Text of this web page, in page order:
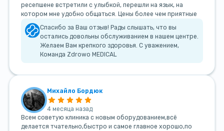
ресепшене встретили с улыбкой, перешли на язык, на
котором мне удобно общаться. Цены более чем приятные
Спасибо за Ваш отзыв! Рады слышать, что вы
остались довольны обслуживанием в нашем центре.
Желаем Вам крепкого здоровья. С уважением,
Команда Zdrowo MEDICAL
Михайло Бордюк
4 месяца назад
Всем советую клиника с новым оборудованием,всё
делается тчательно,быстро и самое главное хорошо,по